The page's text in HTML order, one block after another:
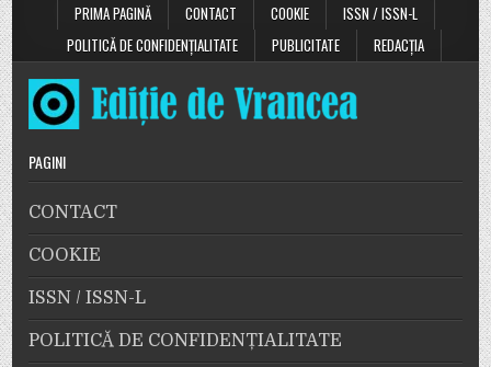
PRIMA PAGINĂ
CONTACT COOKIE
ISSN / ISSN-L
POLITICĂ DE CONFIDENȚIALITATE
PUBLICITATE REDACȚIA
PAGINI
CONTACT
COOKIE
ISSN / ISSN-L
POLITICĂ DE CONFIDENȚIALITATE